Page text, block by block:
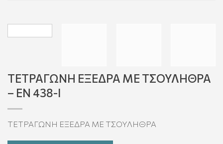
ΤΕΤΡΑΓΩΝΗ ΕΞΕΔΡΑ ΜΕ ΤΣΟΥΛΗΘΡΑ
– EN 438-Ι
ΤΕΤΡΑΓΩΝΗ ΕΞΕΔΡΑ ΜΕ ΤΣΟΥΛΗΘΡΑ